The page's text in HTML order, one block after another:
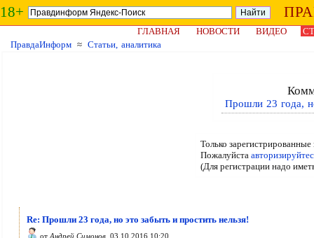
18+
ГЛАВНАЯ НОВОСТИ ВИДЕО
ПравдаИнформ ≈ Статьи, аналитика
Прошли 23 года,
Только
Пожалуйста
(Для регистрации надо
Re: Прошли 23 года, но это забыть и простить нельзя!
от Андрей Симонов 03.10.2016 10:20